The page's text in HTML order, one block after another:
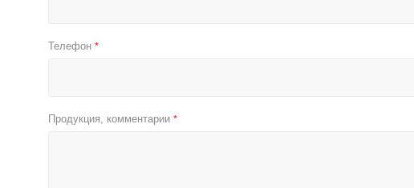
Телефон *
Продукция, комментарии *